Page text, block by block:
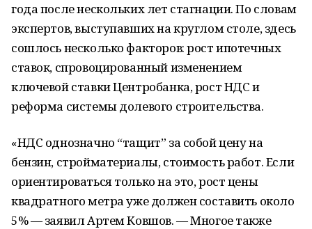
года после нескольких лет стагнации. По словам
экспертов, выступавших на круглом столе, здесь
сошлось несколько факторов: рост ипотечных
ставок, спровоцированный изменением
ключевой ставки Центробанка, рост НДС и
реформа системы долевого строительства.
«НДС однозначно “тащит” за собой цену на
бензин, стройматериалы, стоимость работ. Если
ориентироваться только на это, рост цены
квадратного метра уже должен составить около
5% — заявил Артем Ковшов. — Многое также